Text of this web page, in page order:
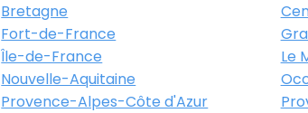
Bretagne
Fort-de-France
Île-de-France
Le
Nouvelle-Aquitaine
Provence-Alpes-Côte d'Azur